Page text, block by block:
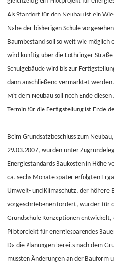
Als Standort für den Neubau ist ein
Nähe der bisherigen Schule
Baumbestand soll so weit wie möglich
wird künftig über die Lothringer
Schulgebäude wird bis zur
dann anschließend vermarktet werden.
Mit dem Neubau soll noch Ende
Termin für die Fertigstellung ist Ende
Beim Grundsatzbeschluss zum
29.03.2007, wurden unter
Energiestandards Baukosten in Höhe
ca. sechs Monate später erfolgten
Umwelt- und Klimaschutz, der höhere
vorgeschriebenen fordert, wurden für
Grundschule Konzeptionen entwickelt,
Pilotprojekt für energiesparendes
Da die Planungen bereits nach dem
mussten Änderungen an der Bauform